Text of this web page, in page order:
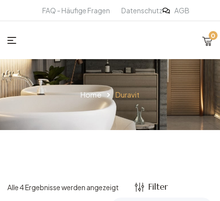
FAQ - Häufige Fragen Datenschutz AGB
0
Home Duravit
Alle 4 Ergebnisse werden angezeigt Filter